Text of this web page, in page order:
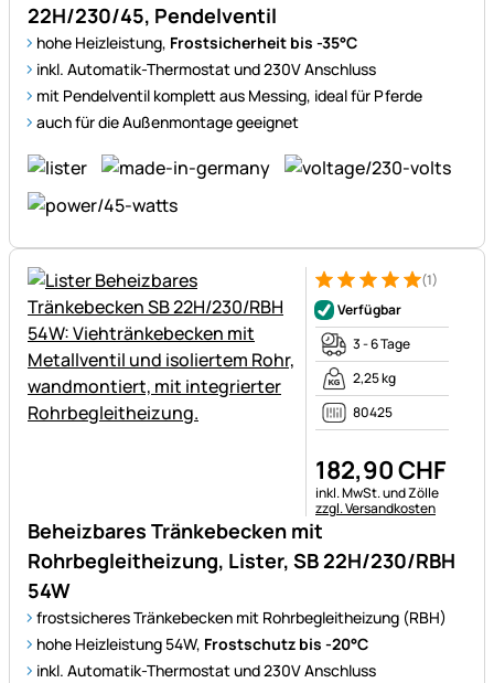
22H/230/45, Pendelventil
hohe Heizleistung, Frostsicherheit bis -35°C
inkl. Automatik-Thermostat und 230V Anschluss
mit Pendelventil komplett aus Messing, ideal für Pferde
auch für die Außenmontage geeignet
Beheizbares Tränkebecken mit
Rohrbegleitheizung, Lister, SB 22H/230/RBH
54W
frostsicheres Tränkebecken mit Rohrbegleitheizung (RBH)
hohe Heizleistung 54W, Frostschutz bis -20°C
inkl. Automatik-Thermostat und 230V Anschluss
Bewertung: 5 von 5 (1
1 Bewertung
(1)
Verfügbar
3 - 6 Tage
2,25 kg
80425
182,90CHF
Steuerhinweis:
inkl. MwSt. und Zölle
zzgl. Versandkosten